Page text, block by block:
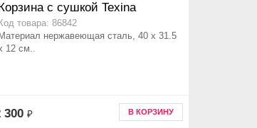
Корзина с сушкой Texina
Код товара: 86842
Материал нержавеющая сталь, 40 х 31.5
12 см..
300 ₽ В КОРЗИНУ